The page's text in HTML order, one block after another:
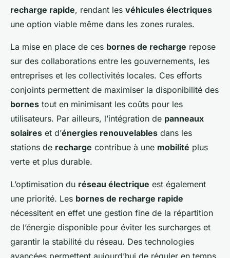
recharge rapide, rendant les véhicules électriques
une option viable même dans les zones rurales.
La mise en place de ces bornes de recharge repose
sur des collaborations entre les gouvernements, les
entreprises et les collectivités locales. Ces efforts
conjoints permettent de maximiser la disponibilité des
bornes tout en minimisant les coûts pour les
utilisateurs. Par ailleurs, l’intégration de panneaux
solaires et d’énergies renouvelables dans les
stations de recharge contribue à une mobilité plus
verte et plus durable.
L’optimisation du réseau électrique est également
une priorité. Les bornes de recharge rapide
nécessitent en effet une gestion fine de la répartition
de l’énergie disponible pour éviter les surcharges et
garantir la stabilité du réseau. Des technologies